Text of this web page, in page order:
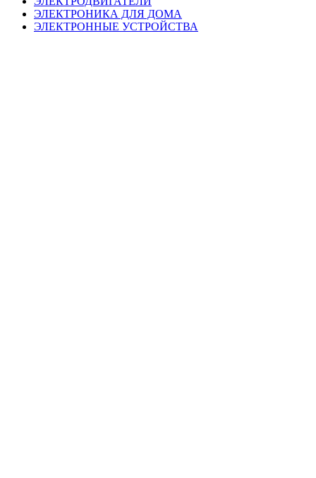
ЭЛЕКТРОНИКА ДЛЯ ДОМА
ЭЛЕКТРОННЫЕ УСТРОЙСТВА